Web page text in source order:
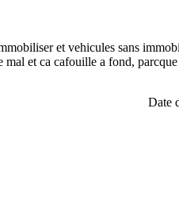
et vehicules sans
et ca cafouille a fond,
Date